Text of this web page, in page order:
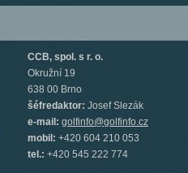
CCB, spol. s r. o.
Okružní 19
638 00 Brno
šéfredaktor: Josef Slezák
e-mail: golfinfo@golfinfo.cz
mobil: +420 604 210 053
tel.: +420 545 222 774